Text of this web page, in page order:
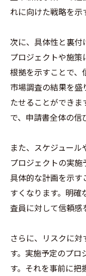
れに向けた戦略を示
次に、具体性と裏付
プロジェクトや施
根拠を示すことで、
市場調査の結果を
たせることができま
で、申請書全体の信
また、スケジュール
プロジェクトの実
具体的な計画を示
すくなります。明確
査員に対して信頼感
さらに、リスクに
す。実施予定のプロ
す。それを事前に